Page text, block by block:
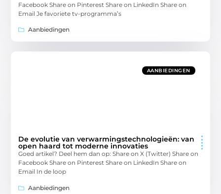
Facebook Share on Pinterest Share on LinkedIn Share on
Email Je favoriete tv-programma’s
Aanbiedingen
AANBIEDINGEN
De evolutie van verwarmingstechnologieën: van
open haard tot moderne innovaties
Goed artikel? Deel hem dan op: Share on X (Twitter) Share on
Facebook Share on Pinterest Share on LinkedIn Share on
Email In de loop
Aanbiedingen